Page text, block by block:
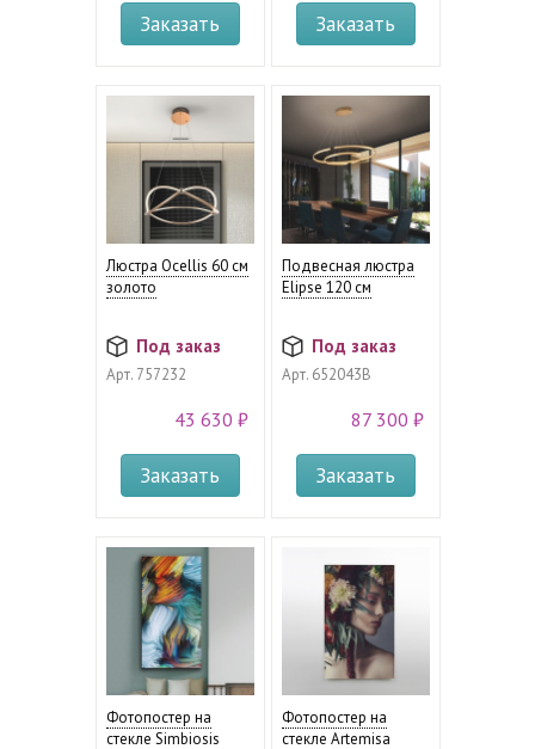
Заказать Заказать
Люстра Ocellis 60 см
золото
Под заказ
Арт.757232
43 630 ₽
Заказать
Подвесная люстра
Elipse 120 см
Под заказ
Арт.652043B
87 300 ₽
Заказать
Фотопостер на
стекле Simbiosis
Фотопостер на
стекле Artemisa